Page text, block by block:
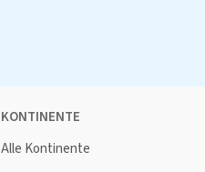
KONTINENTE
Alle Kontinente